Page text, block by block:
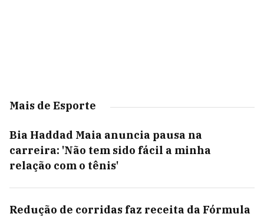
Mais de Esporte
Bia Haddad Maia anuncia pausa na
carreira: 'Não tem sido fácil a minha
relação com o tênis'
Redução de corridas faz receita da Fórmula